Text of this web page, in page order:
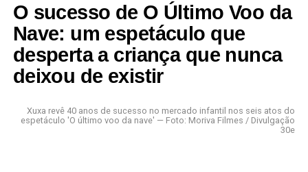
O sucesso de O Último Voo da
Nave: um espetáculo que
desperta a criança que nunca
deixou de existir
Xuxa revê 40 anos de sucesso no mercado infantil nos seis atos do
espetáculo 'O último voo da nave' — Foto: Moriva Filmes / Divulgação
30e